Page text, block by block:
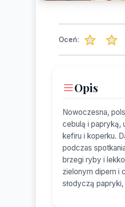
Oceń:
Opis
Nowoczesna,
cebulą i papryką,
kefiru i koperku.
podczas
brzegi ryby i
zielonym dipem i
słodyczą